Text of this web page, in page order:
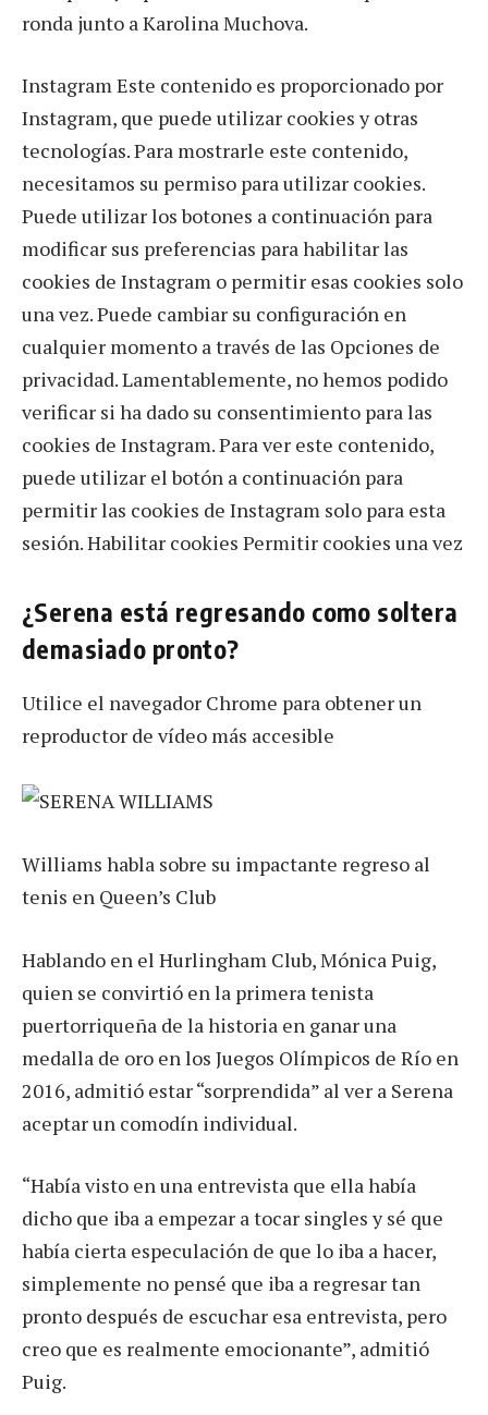
ronda junto a Karolina Muchova.
Instagram Este contenido es proporcionado por
Instagram, que puede utilizar cookies y otras
tecnologías. Para mostrarle este contenido,
necesitamos su permiso para utilizar cookies.
Puede utilizar los botones a continuación para
modificar sus preferencias para habilitar las
cookies de Instagram o permitir esas cookies solo
una vez. Puede cambiar su configuración en
cualquier momento a través de las Opciones de
privacidad. Lamentablemente, no hemos podido
verificar si ha dado su consentimiento para las
cookies de Instagram. Para ver este contenido,
puede utilizar el botón a continuación para
permitir las cookies de Instagram solo para esta
sesión. Habilitar cookies Permitir cookies una vez
¿Serena está regresando como soltera
demasiado pronto?
Utilice el navegador Chrome para obtener un
reproductor de vídeo más accesible
Williams habla sobre su impactante regreso al
tenis en Queen’s Club
Hablando en el Hurlingham Club, Mónica Puig,
quien se convirtió en la primera tenista
puertorriqueña de la historia en ganar una
medalla de oro en los Juegos Olímpicos de Río en
2016, admitió estar “sorprendida” al ver a Serena
aceptar un comodín individual.
“Había visto en una entrevista que ella había
dicho que iba a empezar a tocar singles y sé que
había cierta especulación de que lo iba a hacer,
simplemente no pensé que iba a regresar tan
pronto después de escuchar esa entrevista, pero
creo que es realmente emocionante”, admitió
Puig.